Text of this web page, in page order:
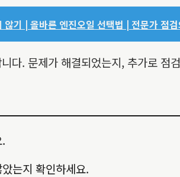
기 | 올바른 엔진오일 선택법 | 전문가 점
다. 문제가 해결되었는지, 추가로 점
는지 확인하세요.